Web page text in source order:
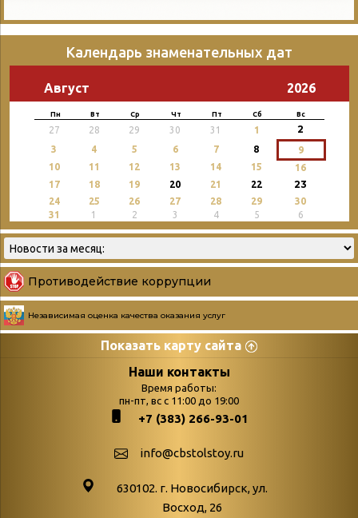
Календарь знаменательных дат
Август 2026
Пн Вт Ср Чт Пт Сб Вс
27 28 29 30 31 1 2
3 4 5 6 7 8
9
10
11 12 13 14 15
16
17
18 19 20 21 22 23
24 25 26 27 28 29
30
31
1 2 3 4 5 6
Противодействие коррупции
Независимая оценка качества оказания услуг
Показать карту сайта
Страницы
podvedenie-itogov-festivalya-
paskhalnaya-palitra
поступлений
Война. Народ.
Наши контакты
Время работы:
пн-пт, вс с 11:00 до 19:00
+7 (383) 266-93-01
info@cbstolstoy.ru
630102. г. Новосибирск, ул.
Восход, 26